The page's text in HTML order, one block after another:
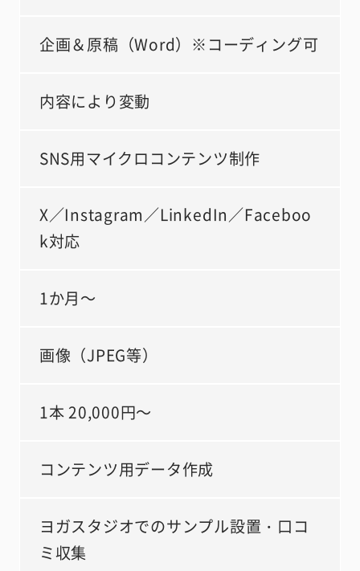
企画＆原稿（Word）※コーディング可
内容により変動
SNS用マイクロコンテンツ制作
X／Instagram／LinkedIn／Faceboo
k対応
1か月～
画像（JPEG等）
1本 20,000円～
コンテンツ用データ作成
ヨガスタジオでのサンプル設置・口コ
ミ収集